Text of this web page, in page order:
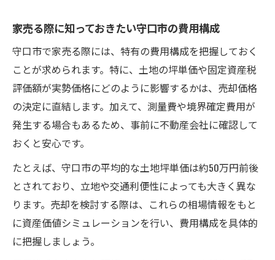
資産価値をキープする家売る費用管理術
家売る費用内訳を意識した資産価値維持の
方法
費用管理で家売る資産価値を最大限キープ
するコツ
家売る費用内訳を見直して資産価値を守る
ポイント
資産価値維持に役立つ家売る費用の管理法
費用内訳を活用した家売る資産価値の保ち
方
家売る際に知っておきたい守口市の費用構成
守口市で家売る際には、特有の費用構成を把握しておく
ことが求められます。特に、土地の坪単価や固定資産税
評価額が実勢価格にどのように影響するかは、売却価格
の決定に直結します。加えて、測量費や境界確定費用が
発生する場合もあるため、事前に不動産会社に確認して
おくと安心です。
たとえば、守口市の平均的な土地坪単価は約50万円前後
とされており、立地や交通利便性によっても大きく異な
ります。売却を検討する際は、これらの相場情報をもと
に資産価値シミュレーションを行い、費用構成を具体的
に把握しましょう。